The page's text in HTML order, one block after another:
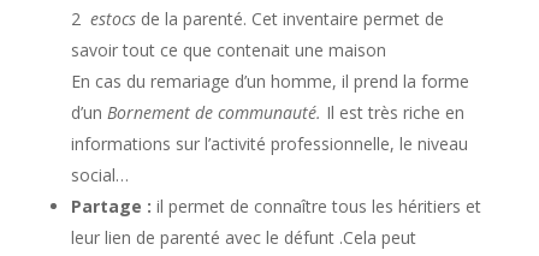
2 estocs de la parenté. Cet inventaire permet de
savoir tout ce que contenait une maison
En cas du remariage d’un homme, il prend la forme
d’un Bornement de communauté. Il est très riche en
informations sur l’activité professionnelle, le niveau
social…
Partage : il permet de connaître tous les héritiers et
leur lien de parenté avec le défunt .Cela peut